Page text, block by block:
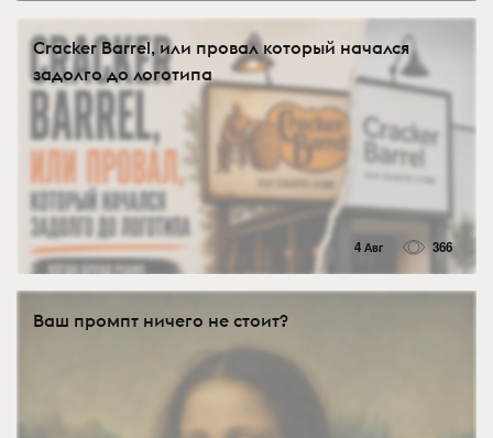
Cracker Barrel, или провал который начался
задолго до логотипа
4 Авг 366
Ваш промпт ничего не стоит?